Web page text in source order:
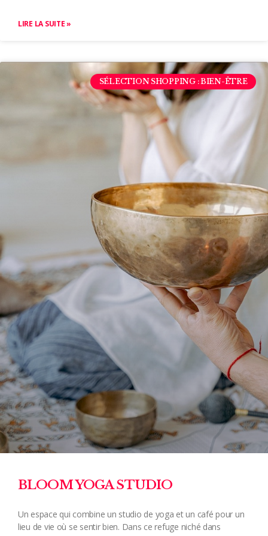
LIRE LA SUITE »
SÉLECTION SHOPPING : BIEN-ÊTRE
BLOOM YOGA STUDIO
Un espace qui combine un studio de yoga et un café pour un
lieu de vie où se sentir bien. Dans ce refuge niché dans